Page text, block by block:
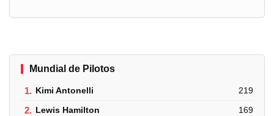
Mundial de Pilotos
1. Kimi Antonelli 219
2. Lewis Hamilton 169